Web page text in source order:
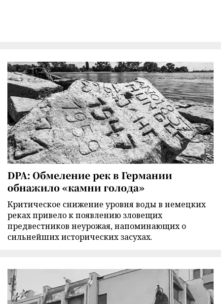
DPA: Обмеление рек в Германии
обнажило «камни голода»
Критическое снижение уровня воды в немецких
реках привело к появлению зловещих
предвестников неурожая, напоминающих о
сильнейших исторических засухах.